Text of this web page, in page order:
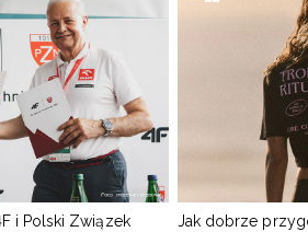
i Polski Związek
Jak dobrze